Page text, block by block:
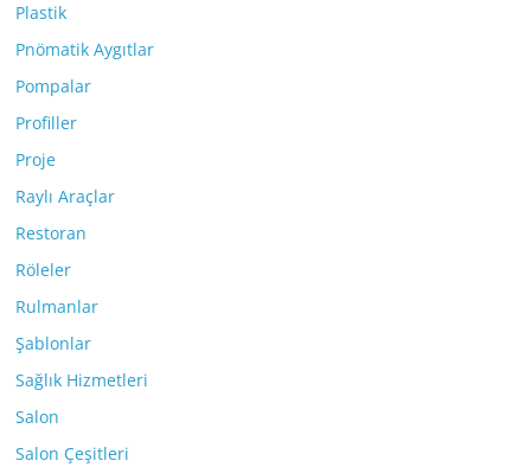
Plastik
Pnömatik Aygıtlar
Pompalar
Profiller
Proje
Raylı Araçlar
Restoran
Röleler
Rulmanlar
Şablonlar
Sağlık Hizmetleri
Salon
Salon Çeşitleri